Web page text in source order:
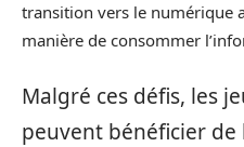
transition vers le numérique
manière de consommer
Malgré ces défis, les
peuvent bénéficier de